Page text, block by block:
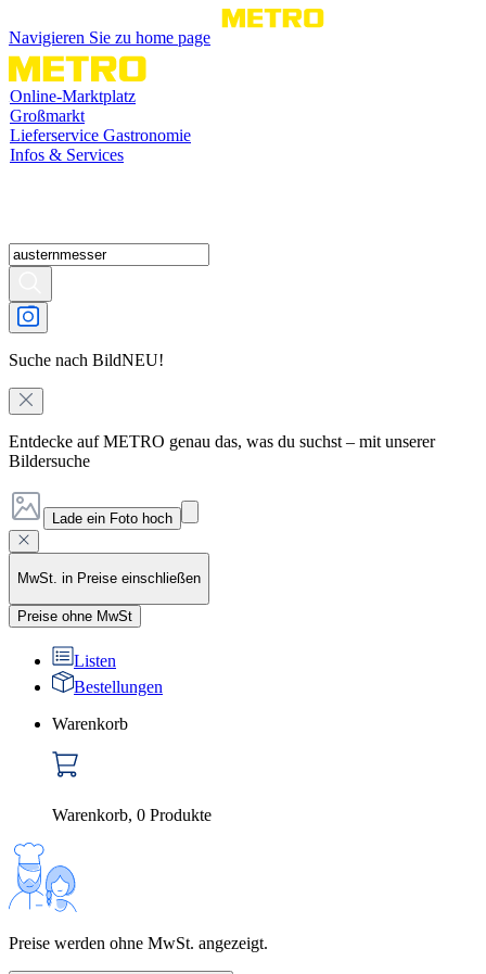
Navigieren Sie zu home page
Online-Marktplatz
Großmarkt
Lieferservice Gastronomie
Infos & Services
Suche nach BildNEU!
Entdecke auf METRO genau das, was du suchst – mit unserer
Bildersuche
Lade ein Foto hoch
MwSt. in Preise einschließen
Preise ohne MwSt
Listen
Bestellungen
Warenkorb
Warenkorb, 0 Produkte
Preise werden ohne MwSt. angezeigt.